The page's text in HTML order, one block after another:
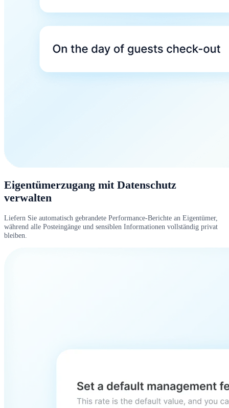
Eigentümerzugang mit Datenschutz
verwalten
Liefern Sie automatisch gebrandete Performance-Berichte an Eigentümer,
während alle Posteingänge und sensiblen Informationen vollständig privat
bleiben.